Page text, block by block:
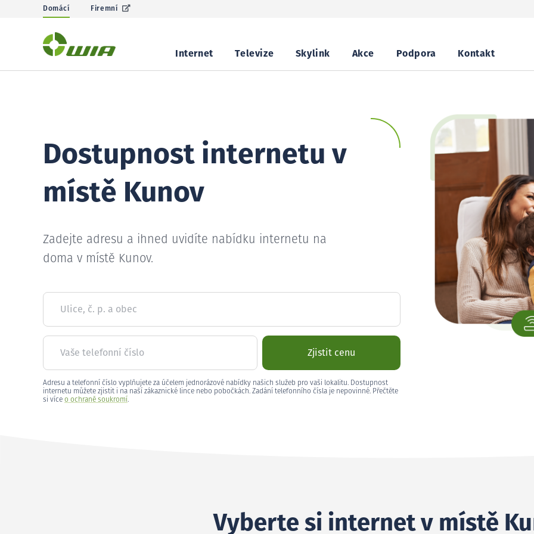
Domácí Firemní
Internet Televize Skylink Akce Podpora Kontakt
Dostupnost internetu v
místě Kunov
Zadejte adresu a ihned uvidíte nabídku internetu na
doma v místě Kunov.
Ulice, č. p. a obec
Vaše telefonní číslo Zjistit cenu
Adresu a telefonní číslo vyplňujete za účelem jednorázové nabídky našich služeb pro vaši lokalitu. Dostupnost
internetu můžete zjistit i na naší zákaznické lince nebo pobočkách. Zadání telefonního čísla je nepovinné. Přečtěte
si více o ochraně soukromí.
Vyberte si internet v místě